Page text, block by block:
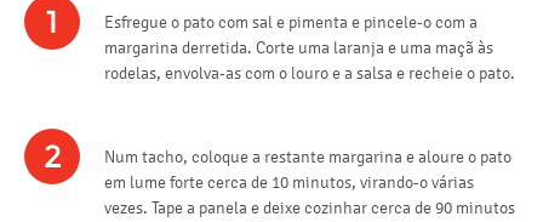
1
Esfregue o pato com sal e pimenta e pincele-o com a
margarina derretida. Corte uma laranja e uma maçã às
rodelas, envolva-as com o louro e a salsa e recheie o pato.
2
Num tacho, coloque a restante margarina e aloure o pato
em lume forte cerca de 10 minutos, virando-o várias
vezes. Tape a panela e deixe cozinhar cerca de 90 minutos